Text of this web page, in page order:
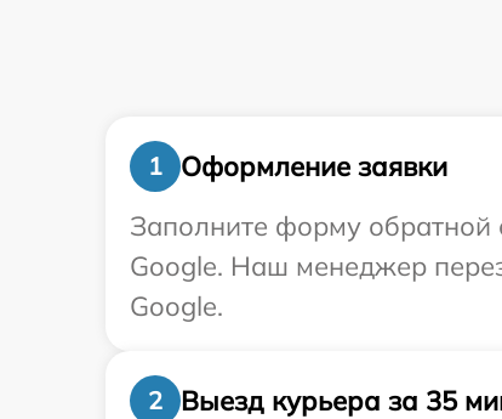
1
Оформление заявки
Заполните форму обратной
Google. Наш менеджер
Google.
2
Выезд курьера за 35